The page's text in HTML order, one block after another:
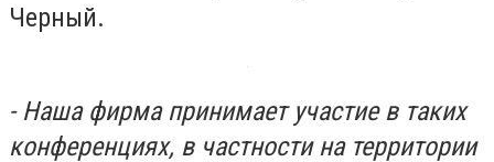
Черный.
- Наша фирма принимает участие в таких
конференциях, в частности на территории